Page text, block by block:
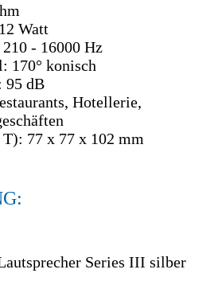
Watt
- 16000 Hz
170° konisch
95 dB
Hotellerie,
77 x 77 x 102 mm
Series III silber